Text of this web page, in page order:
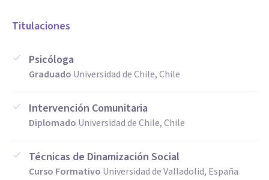
Titulaciones
Psicóloga
Graduado Universidad de Chile, Chile
Intervención Comunitaria
Diplomado Universidad de Chile, Chile
Técnicas de Dinamización Social
Curso Formativo Universidad de Valladolid, España